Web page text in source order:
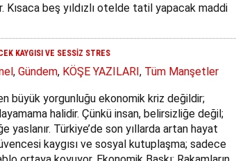
beş yıldızlı otelde tatil yapacak maddi
KAYGISI VE SESSİZ STRES
, Gündem, KÖŞE YAZILARI, Tüm Manşetler
büyük yorgunluğu ekonomik kriz değildir;
halidir. Çünkü insan, belirsizliğe değil;
yaslanır. Türkiye’de son yıllarda artan hayat
kaygısı ve sosyal kutuplaşma; sadece